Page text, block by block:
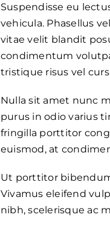
Suspendisse eu
vehicula. Phasellus
vitae velit blandit
condimentum
tristique risus vel
Nulla sit amet nunc
purus in odio varius
fringilla porttitor
euismod, at
Ut porttitor
Vivamus eleifend
nibh, scelerisque ac